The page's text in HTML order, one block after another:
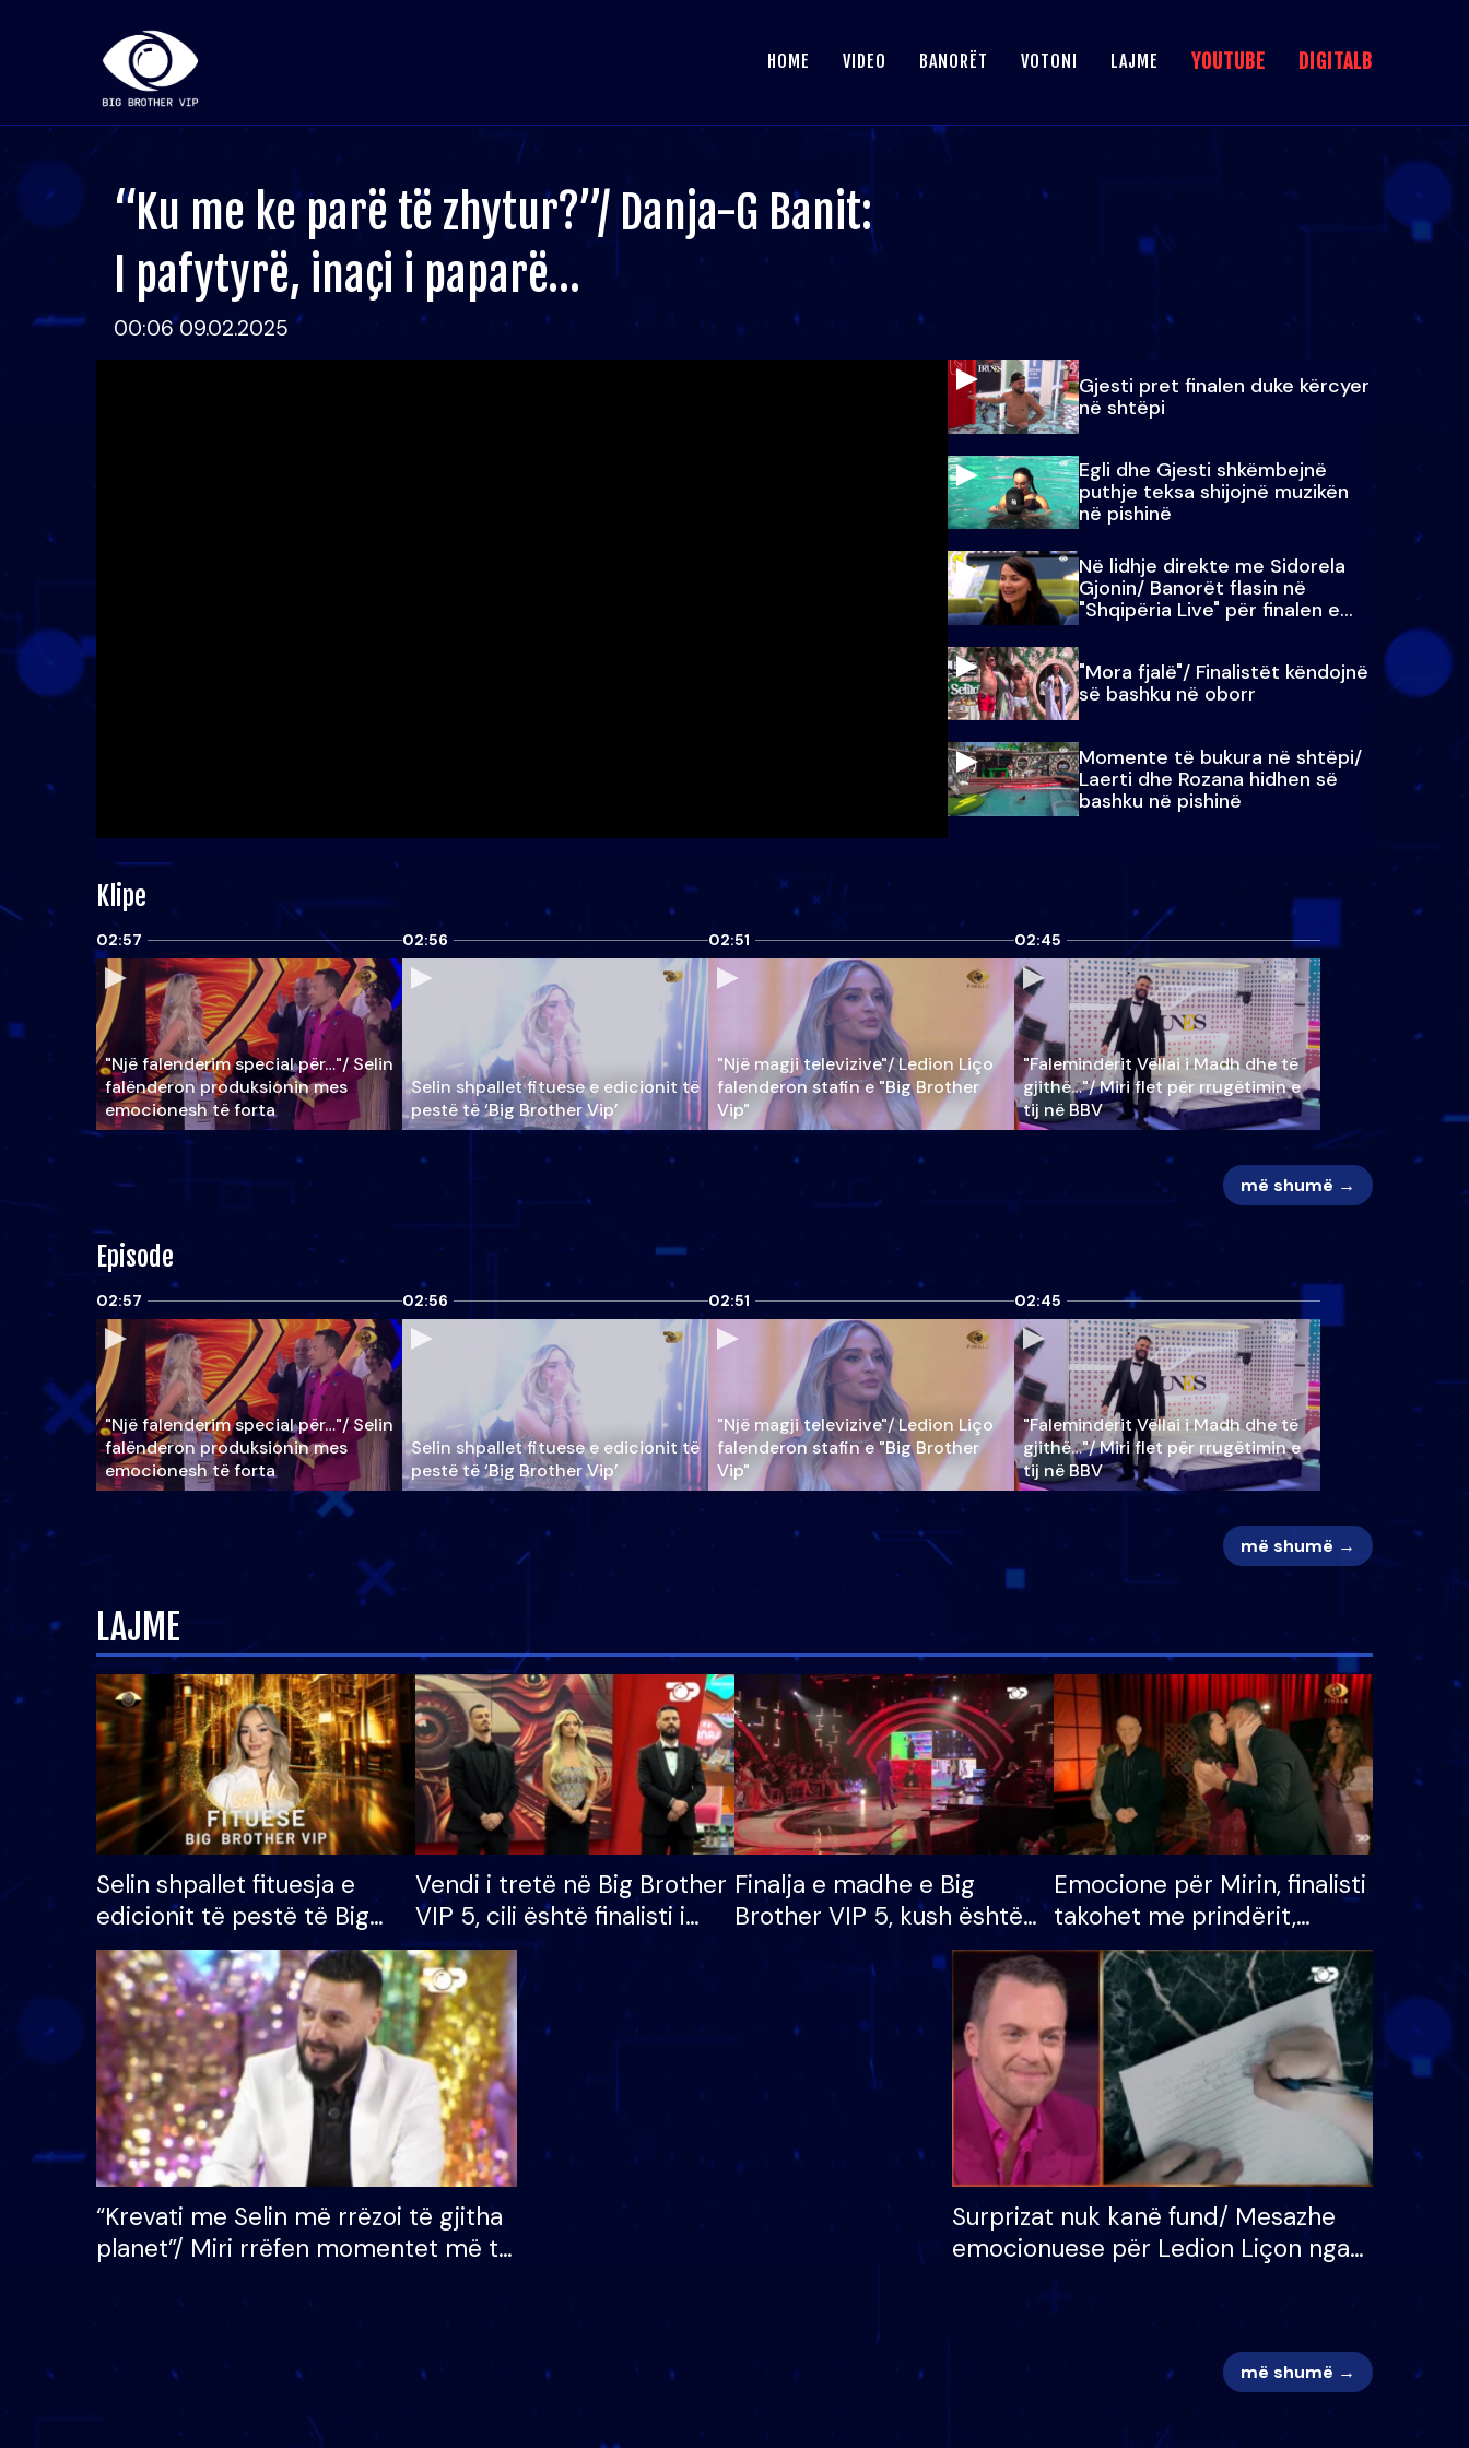
HOME VIDEO BANORËT VOTONI LAJME YOUTUBE DIGITALB
“Ku me ke parë të zhytur?”/ Danja-G Banit:
I pafytyrë, inaçi i paparë…
00:06 09.02.2025
Gjesti pret finalen duke kërcyer
në shtëpi
Egli dhe Gjesti shkëmbejnë
puthje teksa shijojnë muzikën
në pishinë
Në lidhje direkte me Sidorela
Gjonin/ Banorët flasin në
"Shqipëria Live" për finalen e
madhe
"Mora fjalë"/ Finalistët këndojnë
së bashku në oborr
Momente të bukura në shtëpi/
Laerti dhe Rozana hidhen së
bashku në pishinë
Klipe
02:57
"Një falenderim special për…"/ Selin
falënderon produksionin mes
emocionesh të forta
02:56
Selin shpallet fituese e edicionit të
pestë të ‘Big Brother Vip’
02:51
"Një magji televizive"/ Ledion Liço
falenderon stafin e "Big Brother
Vip"
02:45
"Faleminderit Vëllai i Madh dhe të
gjithë…"/ Miri flet për rrugëtimin e
tij në BBV
më shumë →
Episode
02:57
"Një falenderim special për…"/ Selin
falënderon produksionin mes
emocionesh të forta
02:56
Selin shpallet fituese e edicionit të
pestë të ‘Big Brother Vip’
02:51
"Një magji televizive"/ Ledion Liço
falenderon stafin e "Big Brother
Vip"
02:45
"Faleminderit Vëllai i Madh dhe të
gjithë…"/ Miri flet për rrugëtimin e
tij në BBV
më shumë →
LAJME
Selin shpallet fituesja e
edicionit të pestë të Big
Brother VIP, rrëmben
çmimin e madh prej 100
mijë eurosh
Vendi i tretë në Big Brother
VIP 5, cili është finalisti i
radhës që lë shtëpinë
Finalja e madhe e Big
Brother VIP 5, kush është
banori i parë që lë shtëpinë
dhe humb mundësinë për
të fituar çmimin e madh
Emocione për Mirin, finalisti
takohet me prindërit,
vajzën dhe bashkëshorten:
S’kemi ndonjë letër divorci
apo jo?
“Krevati me Selin më rrëzoi të gjitha
planet”/ Miri rrëfen momentet më të
mungojë zilja e mëngjesit kur…
Surprizat nuk kanë fund/ Mesazhe
emocionuese për Ledion Liçon nga
më shumë →